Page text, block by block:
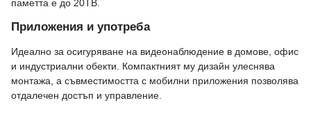
паметта е до 20TB.
Приложения и употреба
Идеално за осигуряване на видеонаблюдение в домове, офис
и индустриални обекти. Компактният му дизайн улеснява
монтажа, а съвместимостта с мобилни приложения позволява
отдалечен достъп и управление.